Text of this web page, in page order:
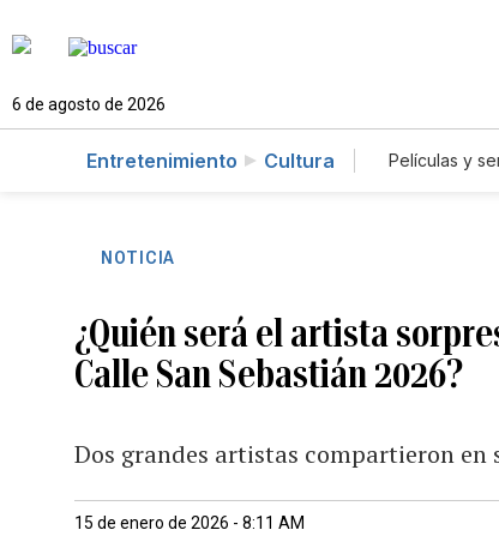
6 de agosto de 2026
Entretenimiento Cultura Películas y
NOTICIA
¿Quién será el artista
Calle San Sebastián 2026?
Dos grandes artistas compartieron en
15 de enero de 2026 - 8:11 AM